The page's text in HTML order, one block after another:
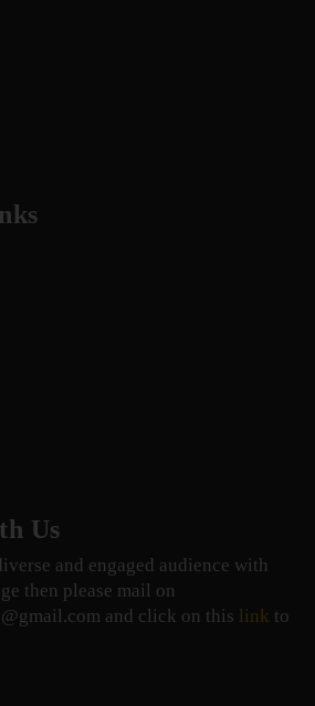
Us
and engaged audience with
then please mail on
and click on this link to